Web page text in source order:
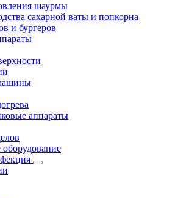
шаурмы
сахарной ваты и попкорна
и бургеров
аппараты
оборудование